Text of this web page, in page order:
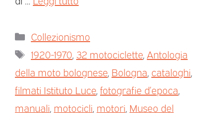
Collezionismo
1920-1970 32 motociclette Antologia
della moto bolognese Bologna cataloghi
filmati Istituto Luce fotografie d’epoca
manuali motocicli motori Museo del